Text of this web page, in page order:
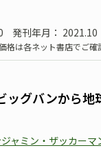
発刊年月： 2021.10
格は各ネット書店でご
ッグバンから地
ャミン・ザッカーマ